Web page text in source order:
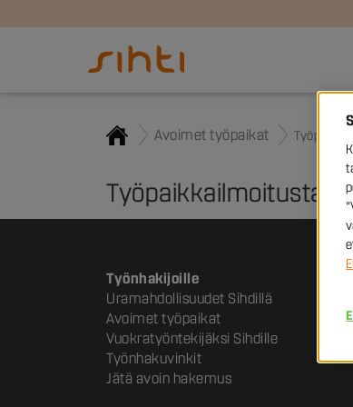
Avoimet työpaikat Työpaikka
Työpaikkailmoitusta
Työnhakijoille
Uramahdollisuudet Sihdillä
Avoimet työpaikat
Vuokratyöntekijäksi Sihdille
Työnhakuvinkit
Jätä avoin hakemus